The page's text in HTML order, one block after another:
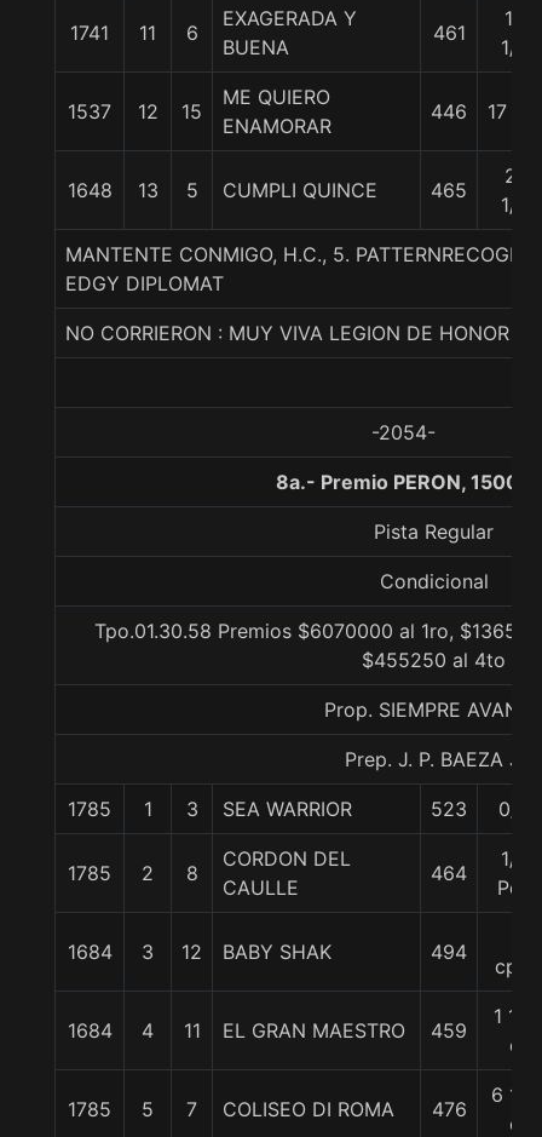
1741 11 6
EXAGERADA Y
BUENA
461
10
1/2
1537 12 15
ME QUIERO
ENAMORAR
446 17 1/2
1648 13 5 CUMPLI QUINCE 465
21
1/4
MANTENTE CONMIGO, H.C., 5.
EDGY DIPLOMAT
NO CORRIERON : MUY VIVA LEGION DE HONOR
-2054-
8a.- Premio PERON, 1500
Pista Regular
Condicional
Tpo.01.30.58 Premios $6070000 al 1ro,
$455250 al 4to
Prop. SIEMPRE AVANTE
Prep. J. P. BAEZA J.
1785 1 3 SEA WARRIOR 523 0/0
1785 2 8
CORDON DEL
CAULLE
464
1/2
Pcz
1684 3 12 BABY SHAK 494
cpo.
1684 4 11 EL GRAN MAESTRO 459
1 1/2
c
1785 5 7 COLISEO DI ROMA 476
6 1/4
c